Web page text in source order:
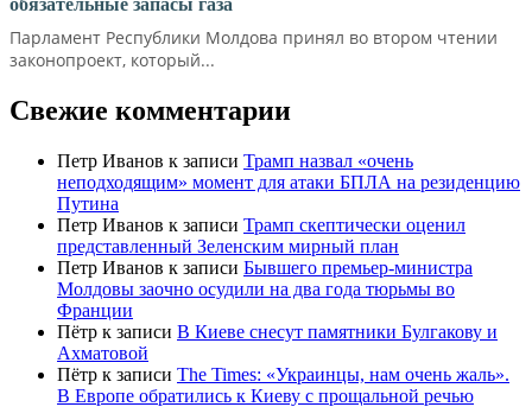
Парламент Республики Молдова принял во втором чтении
законопроект, который...
Свежие комментарии
Петр Иванов к записи Трамп назвал «очень
неподходящим» момент для атаки БПЛА на резиденцию
Путина
Петр Иванов к записи Трамп скептически оценил
представленный Зеленским мирный план
Петр Иванов к записи Бывшего премьер-министра
Молдовы заочно осудили на два года тюрьмы во
Франции
Пётр к записи В Киеве снесут памятники Булгакову и
Ахматовой
Пётр к записи Тhe Times: «Украинцы, нам очень жаль».
В Европе обратились к Киеву с прощальной речью